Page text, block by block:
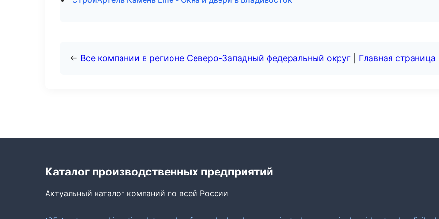
← Все компании в регионе Северо-Западный федеральный округ Главная страница
Каталог производственных предприятий
Актуальный каталог компаний по всей России